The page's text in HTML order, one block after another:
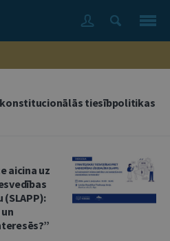
tiesībpolitikas
aicina uz